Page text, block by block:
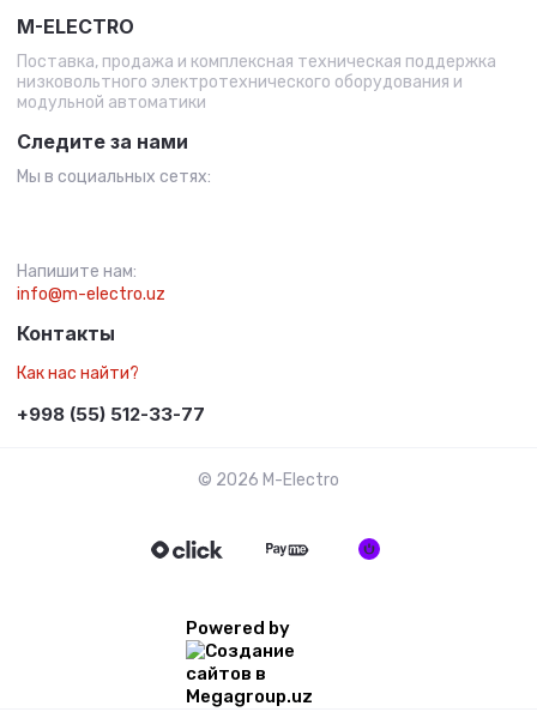
M-ELECTRO
Поставка, продажа и комплексная техническая поддержка
низковольтного электротехнического оборудования и
модульной автоматики
Следите за нами
Мы в социальных сетях:
Напишите нам:
info@m-electro.uz
Контакты
Как нас найти?
+998 (55) 512-33-77
© 2026 M-Electro
Powered by